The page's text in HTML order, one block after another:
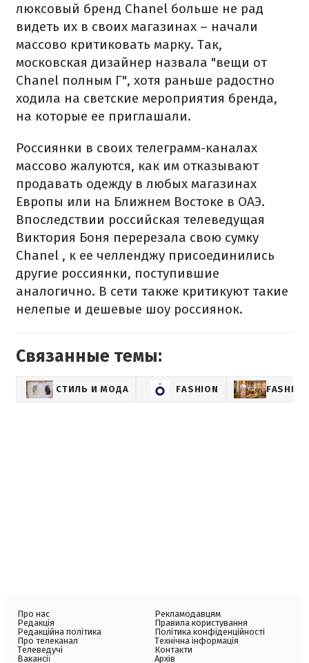
люксовый бренд Chanel больше не рад
видеть их в своих магазинах – начали
массово критиковать марку. Так,
московская дизайнер назвала "вещи от
Chanel полным Г", хотя раньше радостно
ходила на светские мероприятия бренда,
на которые ее приглашали.
Россиянки в своих телеграмм-каналах
массово жалуются, как им отказывают
продавать одежду в любых магазинах
Европы или на Ближнем Востоке в ОАЭ.
Впоследствии российская телеведущая
Виктория Боня перерезала свою сумку
Chanel , к ее челленджу присоединились
другие россиянки, поступившие
аналогично. В сети также критикуют такие
нелепые и дешевые шоу россиянок.
Связанные темы:
СТИЛЬ И МОДА FASHION
Про нас
Редакція
Редакційна політика
Про телеканал
Телеведучі
Вакансії
Рекламодавцям
Правила користування
Політика конфіденційності
Технічна інформація
Контакти
Архів